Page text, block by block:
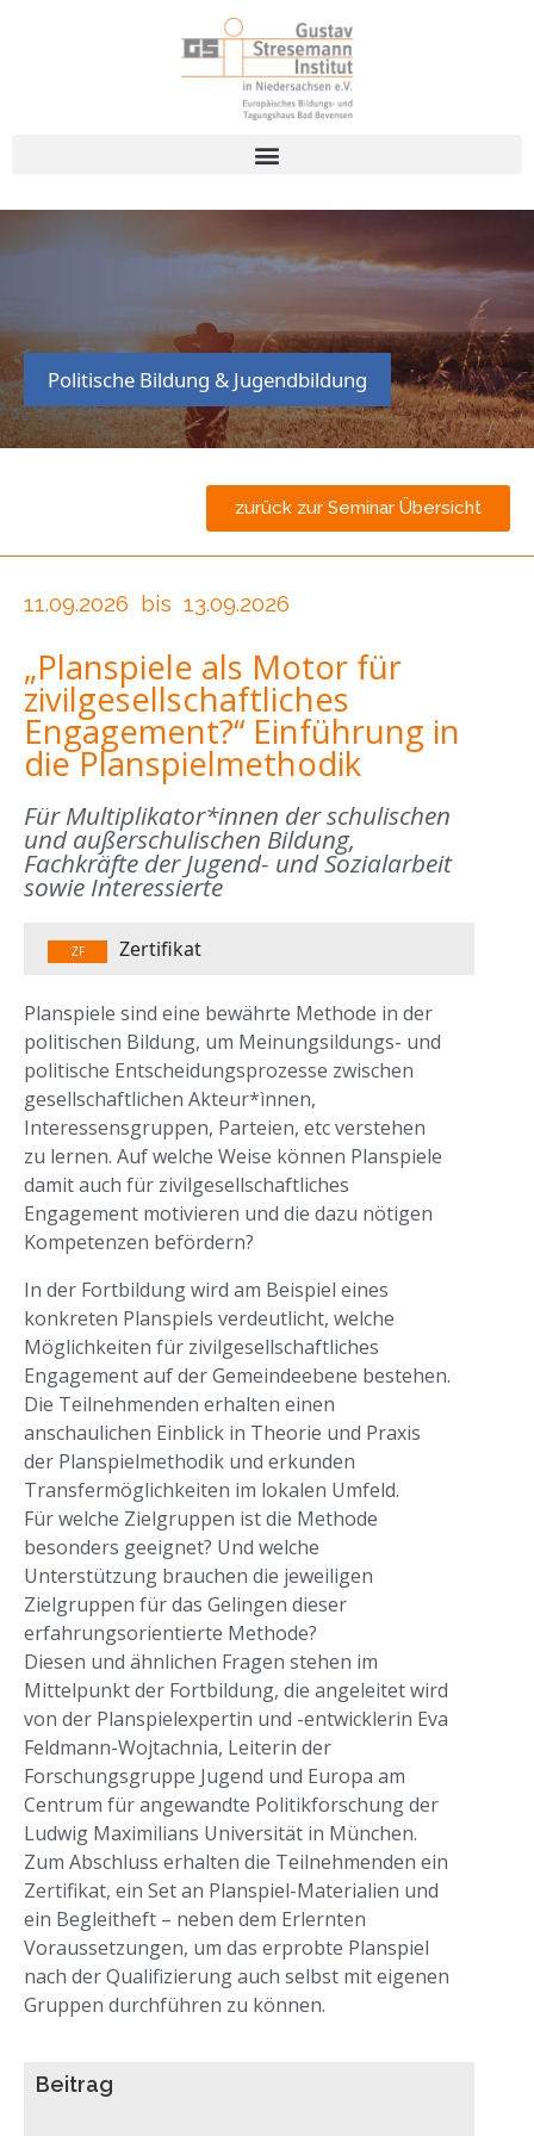
Politische Bildung & Jugendbildung
zurück zur Seminar Übersicht
11.09.2026 bis 13.09.2026
„Planspiele als Motor für
zivilgesellschaftliches
Engagement?“ Einführung in
die Planspielmethodik
Für Multiplikator*innen der schulischen
und außerschulischen Bildung,
Fachkräfte der Jugend- und Sozialarbeit
sowie Interessierte
ZF Zertifikat
Planspiele sind eine bewährte Methode in der
politischen Bildung, um Meinungsildungs- und
politische Entscheidungsprozesse zwischen
gesellschaftlichen Akteur*ìnnen,
Interessensgruppen, Parteien, etc verstehen
zu lernen. Auf welche Weise können Planspiele
damit auch für zivilgesellschaftliches
Engagement motivieren und die dazu nötigen
Kompetenzen befördern?
In der Fortbildung wird am Beispiel eines
konkreten Planspiels verdeutlicht, welche
Möglichkeiten für zivilgesellschaftliches
Engagement auf der Gemeindeebene bestehen.
Die Teilnehmenden erhalten einen
anschaulichen Einblick in Theorie und Praxis
der Planspielmethodik und erkunden
Transfermöglichkeiten im lokalen Umfeld.
Für welche Zielgruppen ist die Methode
besonders geeignet? Und welche
Unterstützung brauchen die jeweiligen
Zielgruppen für das Gelingen dieser
erfahrungsorientierte Methode?
Diesen und ähnlichen Fragen stehen im
Mittelpunkt der Fortbildung, die angeleitet wird
von der Planspielexpertin und -entwicklerin Eva
Feldmann-Wojtachnia, Leiterin der
Forschungsgruppe Jugend und Europa am
Centrum für angewandte Politikforschung der
Ludwig Maximilians Universität in München.
Zum Abschluss erhalten die Teilnehmenden ein
Zertifikat, ein Set an Planspiel-Materialien und
ein Begleitheft – neben dem Erlernten
Voraussetzungen, um das erprobte Planspiel
nach der Qualifizierung auch selbst mit eigenen
Gruppen durchführen zu können.
Beitrag